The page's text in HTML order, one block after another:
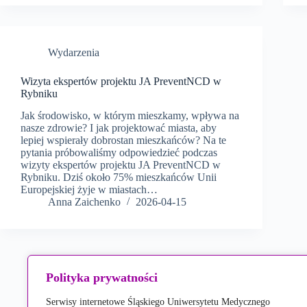
Polityka prywatności
Serwisy internetowe Śląskiego Uniwersytetu Medycznego
Wydarzenia
Wizyta ekspertów projektu JA PreventNCD w
Rybniku
Jak środowisko, w którym mieszkamy, wpływa na
nasze zdrowie? I jak projektować miasta, aby
lepiej wspierały dobrostan mieszkańców? Na te
pytania próbowaliśmy odpowiedzieć podczas
wizyty ekspertów projektu JA PreventNCD w
Rybniku. Dziś około 75% mieszkańców Unii
Europejskiej żyje w miastach…
Anna Zaichenko
2026-04-15